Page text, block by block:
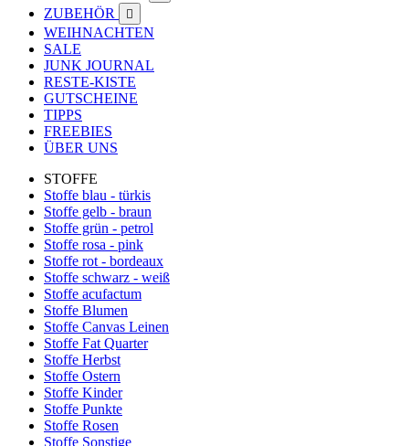
ZUBEHÖR 
WEIHNACHTEN
SALE
JUNK JOURNAL
RESTE-KISTE
GUTSCHEINE
TIPPS
FREEBIES
ÜBER UNS
STOFFE
Stoffe blau - türkis
Stoffe gelb - braun
Stoffe grün - petrol
Stoffe rosa - pink
Stoffe rot - bordeaux
Stoffe schwarz - weiß
Stoffe acufactum
Stoffe Blumen
Stoffe Canvas Leinen
Stoffe Fat Quarter
Stoffe Herbst
Stoffe Ostern
Stoffe Kinder
Stoffe Punkte
Stoffe Rosen
Stoffe Sonstige